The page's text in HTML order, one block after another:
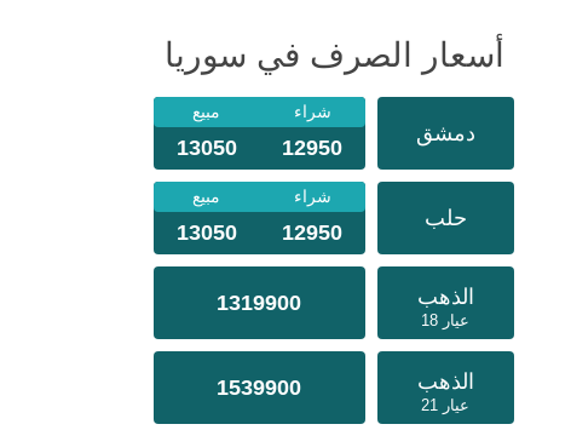
أسعار الصرف في سوريا
دمشق
شراء مبيع
12950
13050
حلب
شراء مبيع
12950
13050
الذهب
عيار 18
1319900
الذهب
عيار 21
1539900